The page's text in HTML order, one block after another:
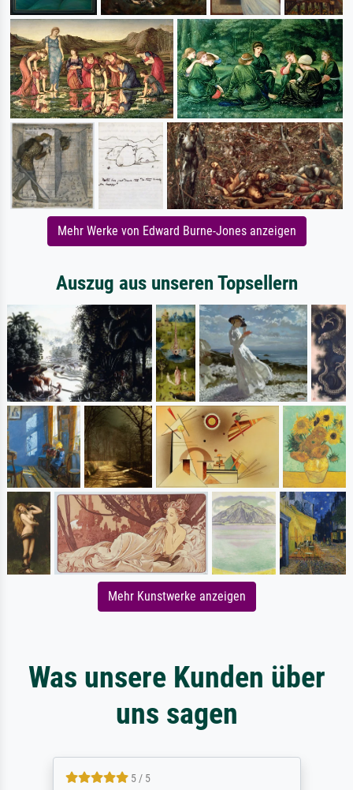
Mehr Werke von Edward Burne-Jones anzeigen
Auszug aus unseren Topsellern
Mehr Kunstwerke anzeigen
Was unsere Kunden über
uns sagen
5 / 5